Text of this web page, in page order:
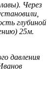
Через
глубиной
25м.
давления